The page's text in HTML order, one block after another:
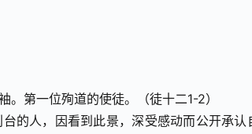
。第一位殉道的使徒。（徒十二1-2）
的人，因看到此景，深受感动而公开承认